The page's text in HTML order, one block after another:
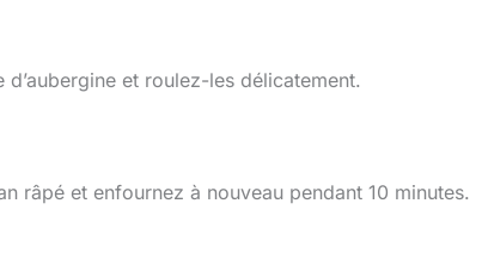
et roulez-les délicatement.
râpé et enfournez à nouveau pendant 10 minutes.